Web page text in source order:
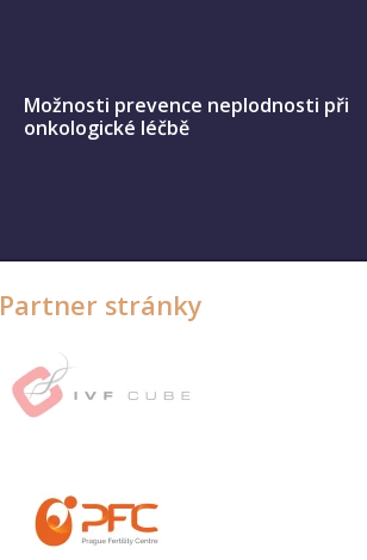
Možnosti prevence neplodnosti při
onkologické léčbě
Partner stránky